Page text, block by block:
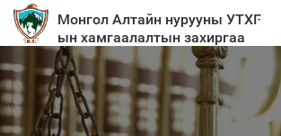
Монгол Алтайн нурууны УТХГ-
ын хамгаалалтын захиргаа